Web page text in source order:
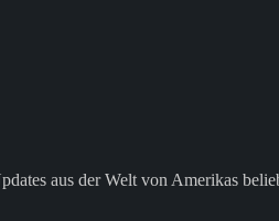
aus der Welt von Amerikas